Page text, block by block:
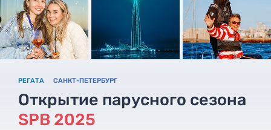
РЕГАТА САНКТ-ПЕТЕРБУРГ
Открытие парусного сезона
SPB 2025